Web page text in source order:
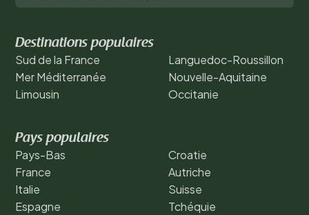
Destinations populaires
Sud de la France
Mer Méditerranée
Limousin
Languedoc-Roussillon
Nouvelle-Aquitaine
Occitanie
Pays populaires
Pays-Bas
France
Italie
Espagne
Croatie
Autriche
Suisse
Tchéquie